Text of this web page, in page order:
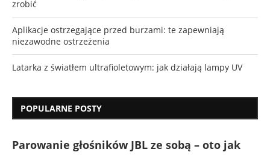
zrobić
Aplikacje ostrzegające przed burzami: te zapewniają
niezawodne ostrzeżenia
Latarka z światłem ultrafioletowym: jak działają lampy UV
POPULARNE POSTY
Parowanie głośników JBL ze sobą – oto jak